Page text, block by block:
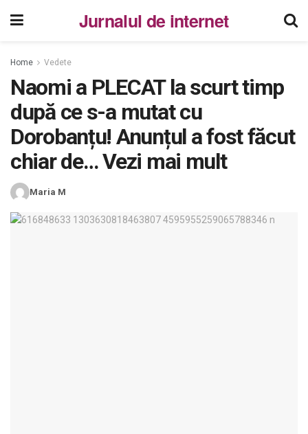
Jurnalul de internet
Home Vedete
Naomi a PLECAT la scurt timp
după ce s-a mutat cu
Dorobanțu! Anunțul a fost făcut
chiar de… Vezi mai mult
Maria M